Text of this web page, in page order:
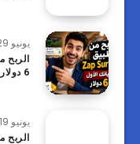
يونيو 29, 2026
6 دولار
يونيو 19, 2026